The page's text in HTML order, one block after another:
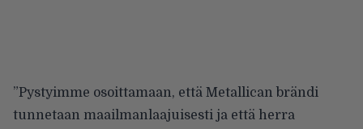
”Pystyimme osoittamaan, että Metallican brändi
tunnetaan maailmanlaajuisesti ja että herra